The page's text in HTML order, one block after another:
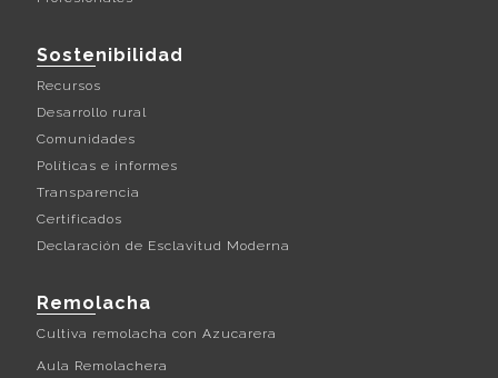
Sostenibilidad
Recursos
Desarrollo rural
Comunidades
Políticas e informes
Transparencia
Certificados
Declaración de Esclavitud Moderna
Remolacha
Cultiva remolacha con Azucarera
Aula Remolachera